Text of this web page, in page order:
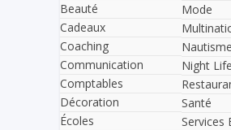
Beauté
Cadeaux
Coaching
Communication
Comptables
Décoration
Écoles
Mode
Nautisme
Night Life
Santé
Services